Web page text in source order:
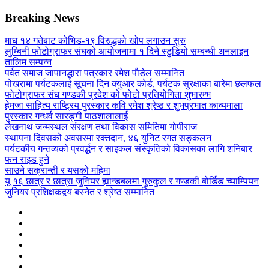
Breaking News
माघ १४ गतेबाट कोभिड-१९ विरुद्धको खोप लगाउन सुरु
लुम्बिनी फोटोग्राफर संघको आयोजनामा १ दिने स्टुडियो सम्बन्धी अनलाइन
तालिम सम्पन्न
पर्वत समाज जापानद्धारा पत्रकार रमेश पौडेल सम्मानित
पोखरामा पर्यटकलाई सूचना दिन क्युआर कोर्ड, पर्यटक सुरक्षाका बारेमा छलफल
फोटोग्राफर संघ गण्डकी प्रदेश को फोटो प्रतियोगिता शुभारम्भ
हेमजा साहित्य राष्ट्रिय पुरस्कार कवि रमेश श्रेष्ठ र शुभप्रभात काव्यमाला
पुरस्कार गन्धर्व सारङ्गी पाठशालालाई
लेखनाथ जन्मस्थल संरक्षण तथा विकास समितिमा गोपीराज
स्थापना दिवसको अवसरमा रक्तदान, ४६ युनिट रगत सङ्कलन
पर्यटकीय गन्तव्यको प्रवर्द्धन र साइकल संस्कृतिको विकासका लागि शनिबार
फन राइड हुने
साउने सक्रान्ती र यसको महिमा
यू १६ छात्र र छात्रा जुनियर ह्यान्डबलमा गुरुकुल र गण्डकी बोर्डिङ च्याम्पियन
जुनियर प्रशिक्षकद्वय बस्नेत र श्रेष्ठ सम्मानित